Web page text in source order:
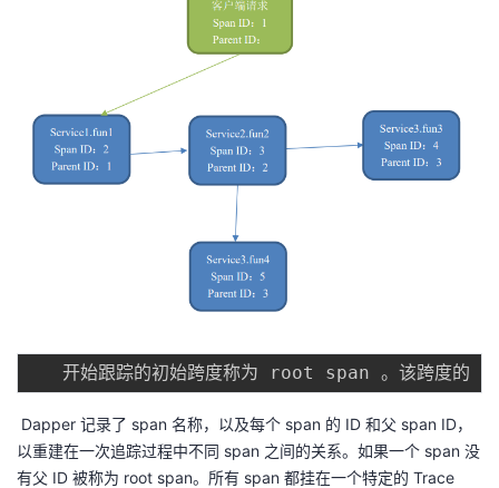
   开始跟踪的初始跨度称为 root span 。该跨度的
​ Dapper 记录了 span 名称，以及每个 span 的 ID 和父 span ID，
以重建在一次追踪过程中不同 span 之间的关系。如果一个 span 没
有父 ID 被称为 root span。所有 span 都挂在一个特定的 Trace